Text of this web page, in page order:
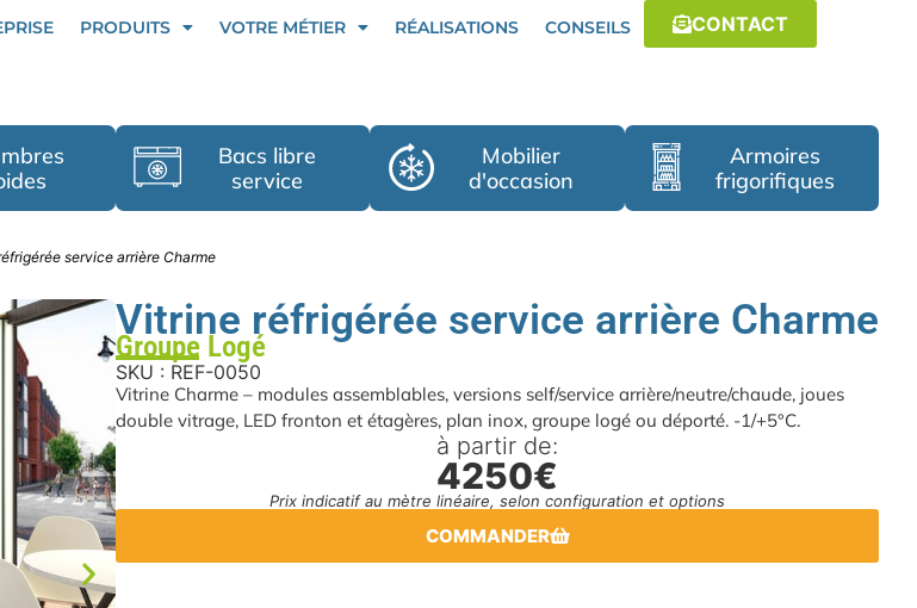
PRODUITS VOTRE MÉTIER RÉALISATIONS CONSEILS CONTACT
Bacs libre
service
Mobilier
d'occasion
Armoires
frigorifiques
service arrière Charme
Vitrine réfrigérée service arrière Charme
Groupe Logé
SKU : REF-0050
Vitrine Charme – modules assemblables, versions self/service arrière/neutre/chaude, joues
double vitrage, LED fronton et étagères, plan inox, groupe logé ou déporté. -1/+5°C.
à partir de:
4250€
Prix indicatif au mètre linéaire, selon configuration et options
COMMANDER